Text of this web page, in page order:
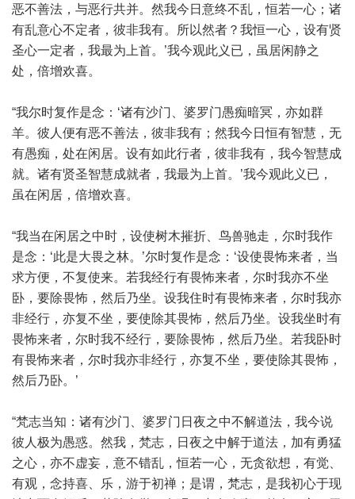
恶不善法，与恶行共并。然我今日意终不乱，恒若一心；诸
有乱意心不定者，彼非我有。所以然者？我恒一心，设有贤
圣心一定者，我最为上首。’我今观此义已，虽居闲静之
处，倍增欢喜。
“我尔时复作是念：‘诸有沙门、婆罗门愚痴暗冥，亦如群
羊。彼人便有恶不善法，彼非我有；然我今日恒有智慧，无
有愚痴，处在闲居。设有如此行者，彼非我有，我今智慧成
就。诸有贤圣智慧成就者，我最为上首。’我今观此义已，
虽在闲居，倍增欢喜。
“我当在闲居之中时，设使树木摧折、鸟兽驰走，尔时我作
是念：‘此是大畏之林。’尔时复作是念：‘设使畏怖来者，当
求方便，不复使来。若我经行有畏怖来者，尔时我亦不坐
卧，要除畏怖，然后乃坐。设我住时有畏怖来者，尔时我亦
非经行，亦复不坐，要使除其畏怖，然后乃坐。设我坐时有
畏怖来者，尔时我不经行，要除畏怖，然后乃坐。若我卧时
有畏怖来者，尔时我亦非经行，亦复不坐，要使除其畏怖，
然后乃卧。’
“梵志当知：诸有沙门、婆罗门日夜之中不解道法，我今说
彼人极为愚惑。然我，梵志，日夜之中解于道法，加有勇猛
之心，亦不虚妄，意不错乱，恒若一心，无贪欲想，有觉、
有观，念持喜、乐，游于初禅；是谓，梵志，是我初心于现